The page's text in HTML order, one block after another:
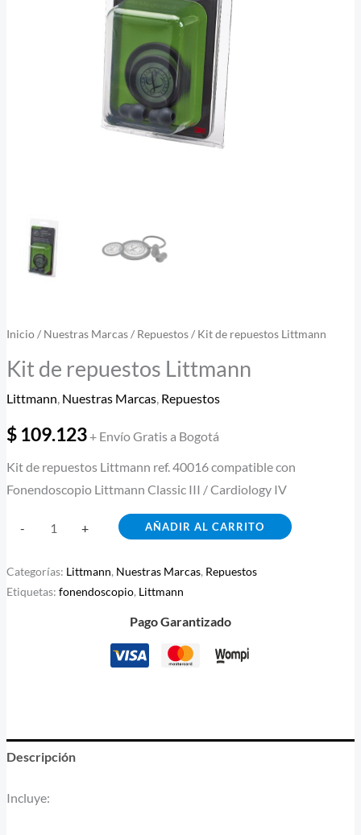
Inicio/ Nuestras Marcas/ Repuestos/ Kit de repuestos Littmann
Kit de repuestos Littmann
Littmann, Nuestras Marcas, Repuestos
$ 109.123+ Envío Gratis a Bogotá
Kit de repuestos Littmann ref. 40016 compatible con
Fonendoscopio Littmann Classic III / Cardiology IV
- + AÑADIR AL CARRITO
Categorías: Littmann, Nuestras Marcas, Repuestos
Etiquetas:fonendoscopio, Littmann
Pago Garantizado
Descripción
Incluye: